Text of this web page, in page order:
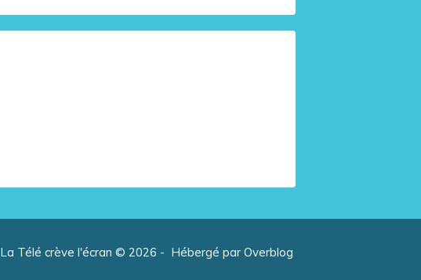
La Télé crève l'écran © 2026 - Hébergé par Overblog